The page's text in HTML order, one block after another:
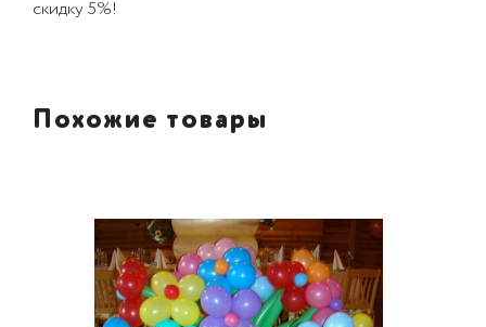
скидку 5%!
Похожие товары